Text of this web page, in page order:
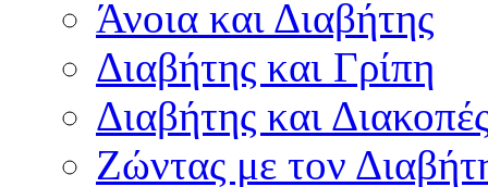
Άνοια και Διαβήτης
Διαβήτης και Γρίπη
Διαβήτης και
Ζώντας με τον